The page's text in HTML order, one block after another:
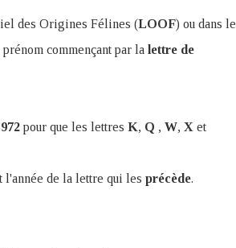
des Origines Félines (LOOF) ou dans le
commençant par la lettre de
pour que les lettres K, Q , W, X et
l'année de la lettre qui les précède.